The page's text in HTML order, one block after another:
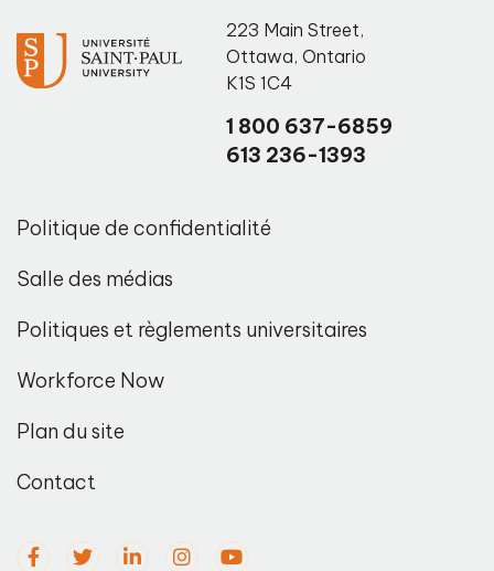
223 Main Street,
Ottawa, Ontario
K1S 1C4
1 800 637-6859
613 236-1393
Politique de confidentialité
Salle des médias
Politiques et règlements universitaires
Workforce Now
Plan du site
Contact